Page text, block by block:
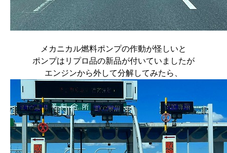
メカニカル燃料ポンプの作動が怪しいと
ポンプはリプロ品の新品が付いていましたが
エンジンから外して分解してみたら、